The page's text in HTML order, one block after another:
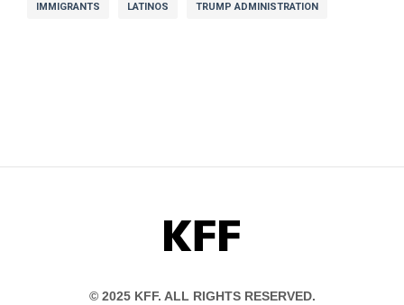
IMMIGRANTS LATINOS TRUMP ADMINISTRATION
KFF
© 2025 KFF. ALL RIGHTS RESERVED.